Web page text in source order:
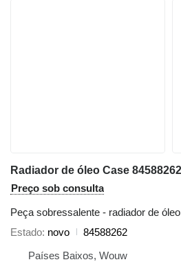
Preço sob consulta
Peça sobressalente - radiador de óleo
Estado novo
84588262
Países Baixos, Wouw